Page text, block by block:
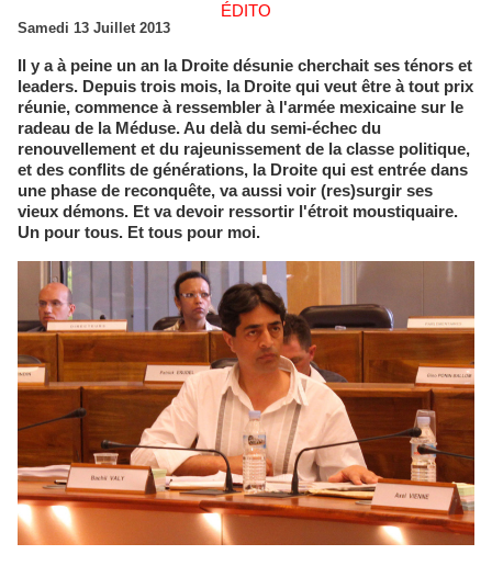
ÉDITO
Samedi 13 Juillet 2013
Il y a à peine un an la Droite désunie cherchait ses ténors et
leaders. Depuis trois mois, la Droite qui veut être à tout prix
réunie, commence à ressembler à l'armée mexicaine sur le
radeau de la Méduse. Au delà du semi-échec du
renouvellement et du rajeunissement de la classe politique,
et des conflits de générations, la Droite qui est entrée dans
une phase de reconquête, va aussi voir (res)surgir ses
vieux démons. Et va devoir ressortir l'étroit moustiquaire.
Un pour tous. Et tous pour moi.